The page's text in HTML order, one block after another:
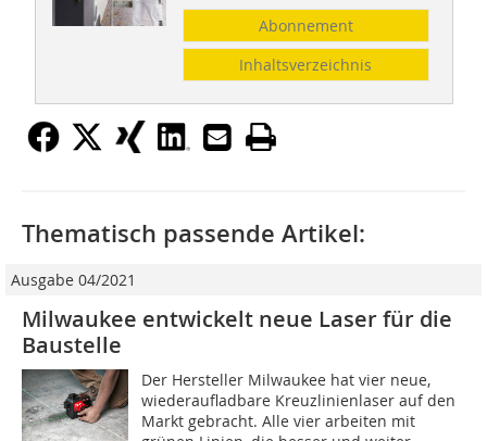
Abonnement
Inhaltsverzeichnis
Thematisch passende Artikel:
Ausgabe 04/2021
Milwaukee entwickelt neue Laser für die
Baustelle
Der Hersteller Milwaukee hat vier neue,
wiederaufladbare Kreuzlinienlaser auf den
Markt gebracht. Alle vier arbeiten mit